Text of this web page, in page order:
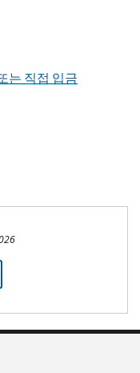
는 직접 입금